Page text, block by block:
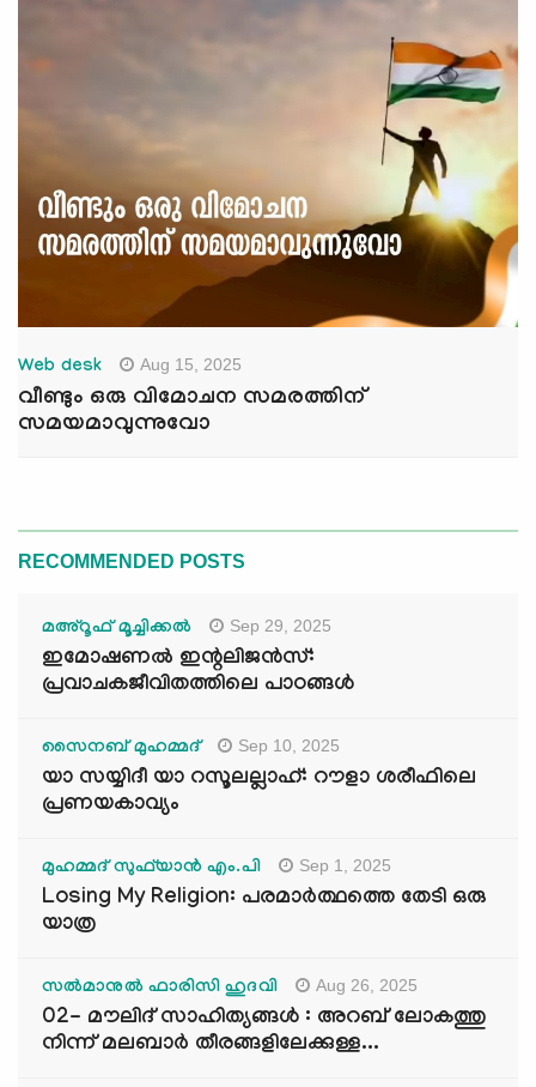
Web desk Aug 15, 2025
വീണ്ടും ഒരു വിമോചന സമരത്തിന്
സമയമാവുന്നുവോ
RECOMMENDED POSTS
മഅ്റൂഫ് മൂച്ചിക്കല്‍ Sep 29, 2025
ഇമോഷണൽ ഇന്റലിജൻസ്:
പ്രവാചകജീവിതത്തിലെ പാഠങ്ങൾ
സൈനബ് മുഹമ്മദ് Sep 10, 2025
യാ സയ്യിദീ യാ റസൂലല്ലാഹ്: റൗളാ ശരീഫിലെ
പ്രണയകാവ്യം
മുഹമ്മദ് സുഫ്‌യാൻ എം.പി Sep 1, 2025
Losing My Religion: പരമാർത്ഥത്തെ തേടി ഒരു
യാത്ര
സൽമാനുൽ ഫാരിസി ഹുദവി Aug 26, 2025
02- മൗലിദ് സാഹിത്യങ്ങൾ : അറബ് ലോകത്തു
നിന്ന് മലബാർ തീരങ്ങളിലേക്കുള്ള...